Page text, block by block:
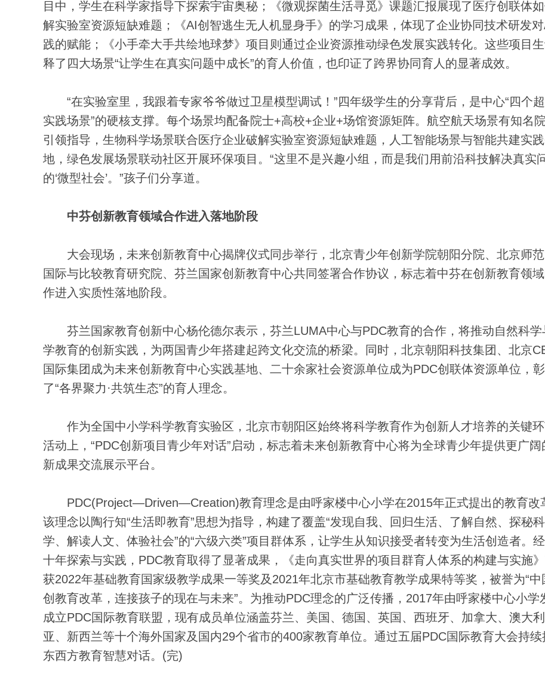
目中，学生在科学家指导下探索宇宙奥秘；《微观探菌生活寻觅》课题汇报展现了医疗创联体
解实验室资源短缺难题；《AI创智逃生无人机显身手》的学习成果，体现了企业协同技术研发
践的赋能；《小手牵大手共绘地球梦》项目则通过企业资源推动绿色发展实践转化。这些项目
释了四大场景“让学生在真实问题中成长”的育人价值，也印证了跨界协同育人的显著成效。
“在实验室里，我跟着专家爷爷做过卫星模型调试！”四年级学生的分享背后，是中心“四个
实践场景”的硬核支撑。每个场景均配备院士+高校+企业+场馆资源矩阵。航空航天场景有知名
引领指导，生物科学场景联合医疗企业破解实验室资源短缺难题，人工智能场景与智能共建实
地，绿色发展场景联动社区开展环保项目。“这里不是兴趣小组，而是我们用前沿科技解决真实
的‘微型社会’。”孩子们分享道。
中芬创新教育领域合作进入落地阶段
大会现场，未来创新教育中心揭牌仪式同步举行，北京青少年创新学院朝阳分院、北京师
国际与比较教育研究院、芬兰国家创新教育中心共同签署合作协议，标志着中芬在创新教育领
作进入实质性落地阶段。
芬兰国家教育创新中心杨伦德尔表示，芬兰LUMA中心与PDC教育的合作，将推动自然科学
学教育的创新实践，为两国青少年搭建起跨文化交流的桥梁。同时，北京朝阳科技集团、北京
国际集团成为未来创新教育中心实践基地、二十余家社会资源单位成为PDC创联体资源单位，
了“各界聚力·共筑生态”的育人理念。
作为全国中小学科学教育实验区，北京市朝阳区始终将科学教育作为创新人才培养的关键环
活动上，“PDC创新项目青少年对话”启动，标志着未来创新教育中心将为全球青少年提供更广阔
新成果交流展示平台。
PDC(Project—Driven—Creation)教育理念是由呼家楼中心小学在2015年正式提出的教育改
该理念以陶行知“生活即教育”思想为指导，构建了覆盖“发现自我、回归生活、了解自然、探秘科
学、解读人文、体验社会”的“六级六类”项目群体系，让学生从知识接受者转变为生活创造者。
十年探索与实践，PDC教育取得了显著成果，《走向真实世界的项目群育人体系的构建与实施
获2022年基础教育国家级教学成果一等奖及2021年北京市基础教育教学成果特等奖，被誉为“中
创教育改革，连接孩子的现在与未来”。为推动PDC理念的广泛传播，2017年由呼家楼中心小学
成立PDC国际教育联盟，现有成员单位涵盖芬兰、美国、德国、英国、西班牙、加拿大、澳大利
亚、新西兰等十个海外国家及国内29个省市的400家教育单位。通过五届PDC国际教育大会持续
东西方教育智慧对话。(完)